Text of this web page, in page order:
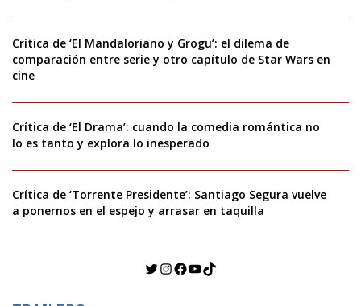
Crítica de ‘El Mandaloriano y Grogu’: el dilema de
comparación entre serie y otro capítulo de Star Wars en
cine
Crítica de ‘El Drama’: cuando la comedia romántica no
lo es tanto y explora lo inesperado
Crítica de ‘Torrente Presidente’: Santiago Segura vuelve
a ponernos en el espejo y arrasar en taquilla
Twitter
Instagram
Facebook
YouTube
TikTok